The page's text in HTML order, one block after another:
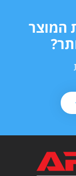
המוצר